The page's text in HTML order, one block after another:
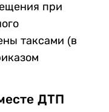
при
таксами (в
ДТП